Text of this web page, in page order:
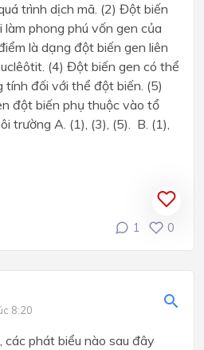
trình dịch mã. (2) Đột biến
phong phú vốn gen của
là dạng đột biến gen liên
(4) Đột biến gen có thể
tính đối với thể đột biến. (5)
đột biến phụ thuộc vào tổ
trường A. (1), (3), (5). B. (1),
1 0
8:20
các phát biểu nào sau đây